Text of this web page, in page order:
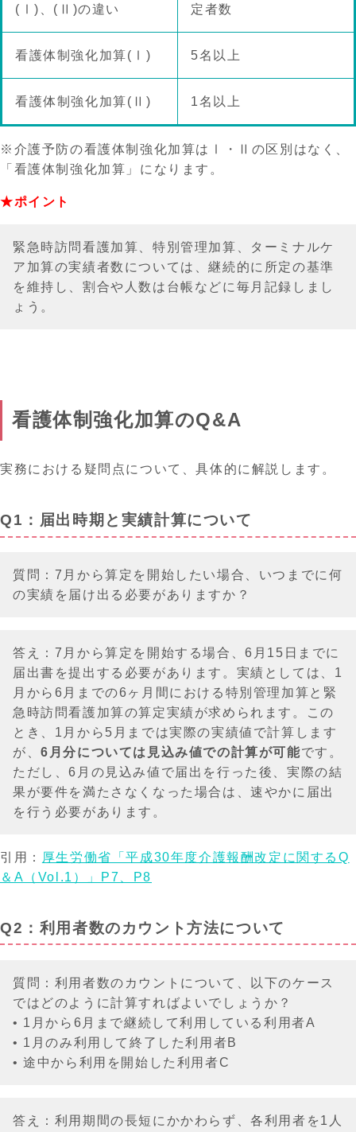
(Ⅰ)、(Ⅱ)の違い 定者数
看護体制強化加算(Ⅰ) 5名以上
看護体制強化加算(Ⅱ) 1名以上
※介護予防の看護体制強化加算はⅠ・Ⅱの区別はなく、
「看護体制強化加算」になります。
★ポイント
緊急時訪問看護加算、特別管理加算、ターミナルケ
ア加算の実績者数については、継続的に所定の基準
を維持し、割合や人数は台帳などに毎月記録しまし
ょう。
看護体制強化加算のQ&A
実務における疑問点について、具体的に解説します。
Q1：届出時期と実績計算について
質問：7月から算定を開始したい場合、いつまでに何
の実績を届け出る必要がありますか？
答え：7月から算定を開始する場合、6月15日までに
届出書を提出する必要があります。実績としては、1
月から6月までの6ヶ月間における特別管理加算と緊
急時訪問看護加算の算定実績が求められます。この
とき、1月から5月までは実際の実績値で計算します
が、6月分については見込み値での計算が可能です。
ただし、6月の見込み値で届出を行った後、実際の結
果が要件を満たさなくなった場合は、速やかに届出
を行う必要があります。
引用：
厚生労働省「平成30年度介護報酬改定に関するQ
＆A（Vol.1）」P7、P8
Q2：利用者数のカウント方法について
質問：利用者数のカウントについて、以下のケース
ではどのように計算すればよいでしょうか？
• 1月から6月まで継続して利用している利用者A
• 1月のみ利用して終了した利用者B
• 途中から利用を開始した利用者C
答え：利用期間の長短にかかわらず、各利用者を1人